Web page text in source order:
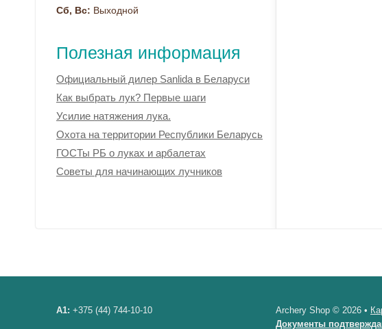
Сб, Вс: Выходной
Полезная информация
Официальный дилер Sanlida в Беларуси
Как выбрать лук? Первые шаги
Усилие натяжения лука.
Охота на территории Республики Беларусь
ГОСТы РБ о луках и арбалетах
Советы для начинающих лучников
A1: +375 (44) 744-10-10 Archery Shop © 2026 •
Документы